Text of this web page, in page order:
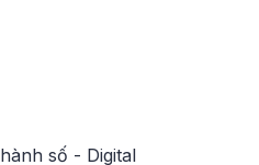
số - Digital